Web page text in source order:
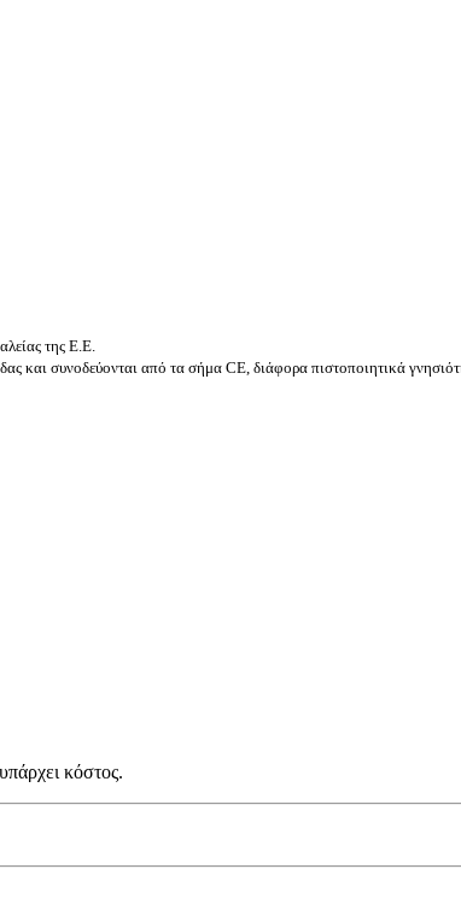
της Ε.Ε.
και συνοδεύονται από τα σήμα CE, διάφορα πιστοποιητικά
κόστος.